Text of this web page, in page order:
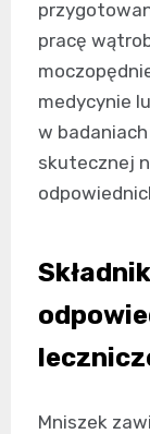
pracę
medycynie
w
skutecznej
Mniszek